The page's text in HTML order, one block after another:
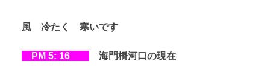
風 冷たく 寒いです
PM 5: 16 海門橋河口の現在